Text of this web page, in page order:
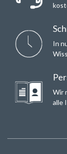
In
Wir
alle